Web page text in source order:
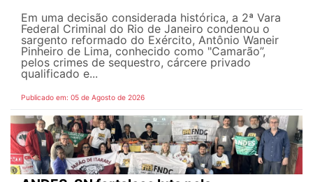
Em uma decisão considerada histórica, a 2ª Vara
Federal Criminal do Rio de Janeiro condenou o
sargento reformado do Exército, Antônio Waneir
Pinheiro de Lima, conhecido como "Camarão”,
pelos crimes de sequestro, cárcere privado
qualificado e...
Publicado em: 05 de Agosto de 2026